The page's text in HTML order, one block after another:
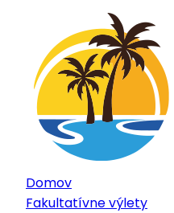
Domov
Fakultatívne výlety